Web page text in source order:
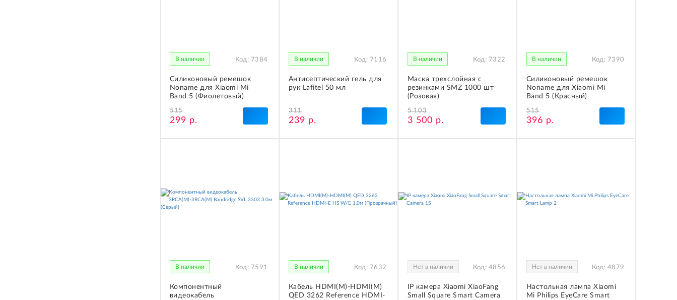
В наличии Код: 7384
Силиконовый ремешок
Noname для Xiaomi Mi
Band 5 (Фиолетовый)
515
299 р.
В наличии Код: 7116
Антисептический гель для
рук Lafitel 50 мл
311
239 р.
В наличии Код: 7322
Маска трехслойная с
резинками SMZ 1000 шт
(Розовая)
5 103
3 500 р.
В наличии Код: 7390
Силиконовый ремешок
Noname для Xiaomi Mi
Band 5 (Красный)
515
396 р.
В наличии Код: 7591
Компонентный
видеокабель
В наличии Код: 7632
Кабель HDMI(M)-HDMI(M)
QED 3262 Reference HDMI-
Нет в наличии Код: 4856
IP камера Xiaomi XiaoFang
Small Square Smart Camera
Нет в наличии Код: 4879
Настольная лампа Xiaomi
Mi Philips EyeCare Smart